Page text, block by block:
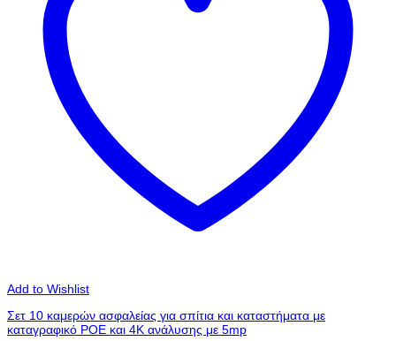
Add to Wishlist
Σετ 10 καμερών ασφαλείας για σπίτια και καταστήματα με
καταγραφικό POE και 4K ανάλυσης με 5mp